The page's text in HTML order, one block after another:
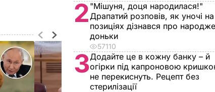
2 "Мішуня, доця народилася!"
Драпатий розповів, як уночі на
позиціях дізнався про
доньки
57110
3Додайте це в кожну банку – й
огірки під капроновою
не перекиснуть. Рецепт без
стерилізації